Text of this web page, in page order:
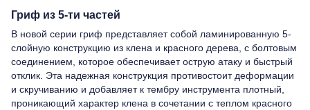
Гриф из 5-ти частей
В новой серии гриф представляет собой ламинированную 5-
слойную конструкцию из клена и красного дерева, с болтовым
соединением, которое обеспечивает острую атаку и быстрый
отклик. Эта надежная конструкция противостоит деформации
и скручиванию и добавляет к тембру инструмента плотный,
проникающий характер клена в сочетании с теплом красного